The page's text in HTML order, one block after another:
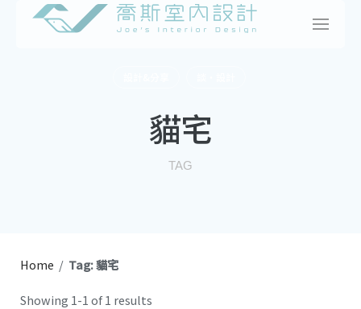
貓宅
TAG
Home / Tag: 貓宅
Showing 1-1 of 1 results